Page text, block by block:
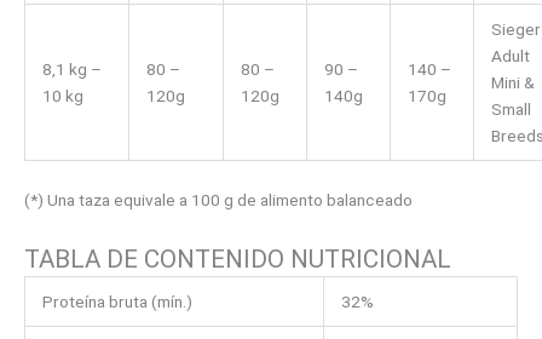
8,1 kg –
10 kg
80 –
120g
80 –
120g
90 –
140g
140 –
170g
Sieger
Adult
Mini &
Small
(*) Una taza equivale a 100 g de alimento balanceado
TABLA DE CONTENIDO NUTRICIONAL
Proteína bruta (mín.) 32%